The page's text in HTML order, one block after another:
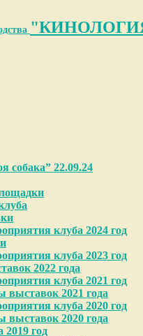
собака” 22.09.24
клуба 2024 год
клуба 2023 год
2022 года
клуба 2021 год
выставок 2021 года
клуба 2020 год
выставок 2020 года
2019 год